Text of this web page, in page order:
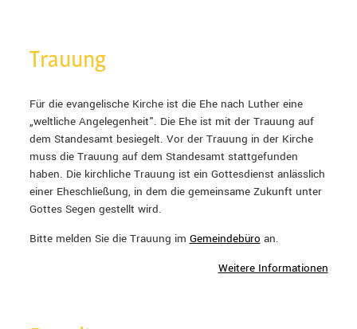
Trauung
Für die evangelische Kirche ist die Ehe nach Luther eine
„weltliche Angelegenheit". Die Ehe ist mit der Trauung auf
dem Standesamt besiegelt. Vor der Trauung in der Kirche
muss die Trauung auf dem Standesamt stattgefunden
haben. Die kirchliche Trauung ist ein Gottesdienst anlässlich
einer Eheschließung, in dem die gemeinsame Zukunft unter
Gottes Segen gestellt wird.
Bitte melden Sie die Trauung im Gemeindebüro an.
Weitere Informationen